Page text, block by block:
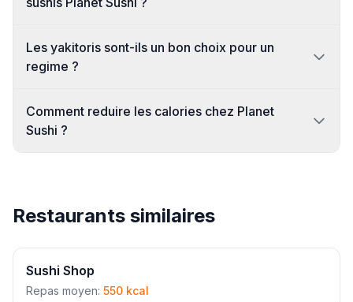
Les yakitoris sont-ils un bon choix pour un
regime ?
Comment reduire les calories chez Planet
Sushi ?
Restaurants similaires
Sushi Shop
Repas moyen: 550 kcal